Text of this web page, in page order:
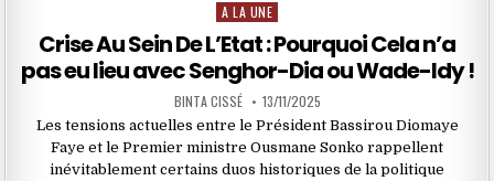
Posted
in
A LA UNE
Crise Au Sein De L’Etat : Pourquoi Cela n’a
pas eu lieu avec Senghor-Dia ou Wade-Idy !
BINTA CISSÉ 13/11/2025
Les tensions actuelles entre le Président Bassirou Diomaye
Faye et le Premier ministre Ousmane Sonko rappellent
inévitablement certains duos historiques de la politique